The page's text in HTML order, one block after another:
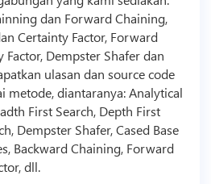
dan Forward Chaining,
Certainty Factor, Forward
Dempster Shafer dan
ulasan dan source code
metode, diantaranya: Analytical
First Search, Depth First
Dempster Shafer, Cased Base
Backward Chaining, Forward
dll.